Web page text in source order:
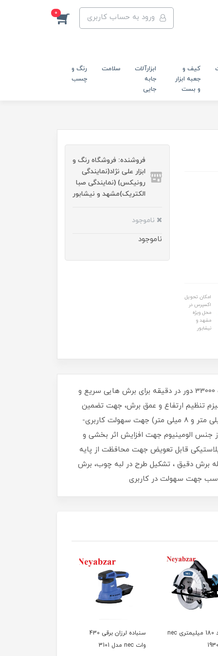
ورود به حساب کاربری 0
کیف و
جعبه ابزار
و بست
ابزارآلات
جابه
جایی
سلامت
رنگ و
چسب
امکان تحویل
اکسپرس در
محل ویژه
مشهد و
نیشابور
فروشنده: فروشگاه رنگ و
ابزار علی نژاد(نمایندگی
رونیکس) (نمایندگی صبا
الکتریک)مشهد و نیشابور
ناموجود
ناموجود
ویژگی های این محصول- مجهز به موتور کارآمد و قدرتمند 710 واتی برای بیشترین بهره‌ وری در صنعت چوب- دارای سرعت 33000 دور در دقیقه برای برش هایی سریع و
جهت انجام امور مختلف- مکانیزم تنظیم ارتفاع و عمق برش، جهت تضمین
برشی سریع و دقیق- مجهز به سه سطح توقف جهت انتخاب عمق برش در امور مختلف- دارای دو کولت با قطرهای (6 میلی متر و 8 میلی متر) جهت سهولت کاربری-
جنس الومینیوم جهت افزایش اثر بخشی و
قابل تعویض جهت محافظت از پایه
برش دقیق ، تشکیل طرح در لبه چوب، برش
جهت سهولت در کاربری
اره گرد 180 میلیمتری nec
سنباده لرزان برقی 430
وات nec مدل 3101